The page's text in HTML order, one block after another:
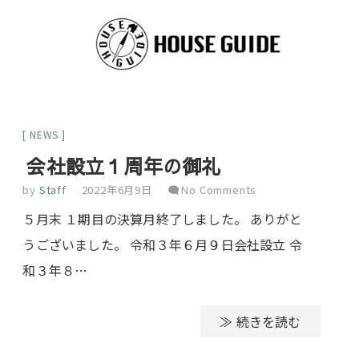
NEWS
会社設立１周年の御礼
by Staff 2022年6月9日 No Comments
５月末 １期目の決算月終了しました。 ありがと
うございました。 令和３年６月９日会社設立 令
和３年８…
≫ 続きを読む